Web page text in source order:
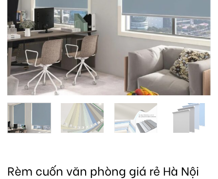
Rèm cuốn văn phòng giá rẻ Hà Nội